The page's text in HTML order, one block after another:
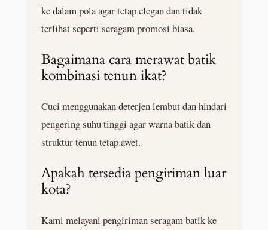
ke dalam pola agar tetap elegan dan tidak
terlihat seperti seragam promosi biasa.
Bagaimana cara merawat batik
kombinasi tenun ikat?
Cuci menggunakan deterjen lembut dan hindari
pengering suhu tinggi agar warna batik dan
struktur tenun tetap awet.
Apakah tersedia pengiriman luar
kota?
Kami melayani pengiriman seragam batik ke